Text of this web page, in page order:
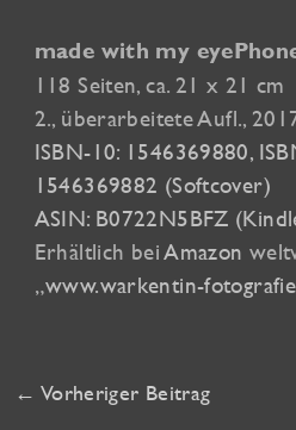
made with my
118 Seiten, ca. 21 x 21 cm
2., überarbeitete Aufl.,
ISBN-10: 1546369880,
1546369882 (Softcover)
ASIN: B0722N5BFZ
Erhältlich beiAmazon
„www.warkentin-
← Vorheriger Beitrag